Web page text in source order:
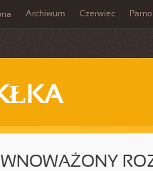
Archiwum Czerwiec Parno